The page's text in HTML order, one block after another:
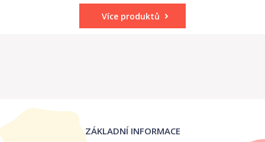
Více produktů
ZÁKLADNÍ INFORMACE